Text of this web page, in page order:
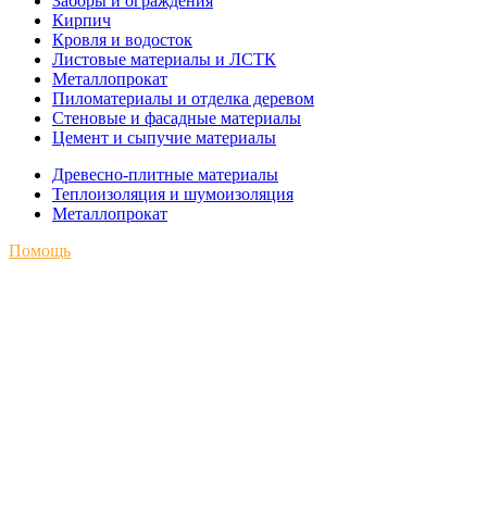
Кирпич
Кровля и водосток
Листовые материалы и ЛСТК
Металлопрокат
Пиломатериалы и отделка деревом
Стеновые и фасадные материалы
Цемент и сыпучие материалы
Древесно-плитные материалы
Теплоизоляция и шумоизоляция
Металлопрокат
Помощь